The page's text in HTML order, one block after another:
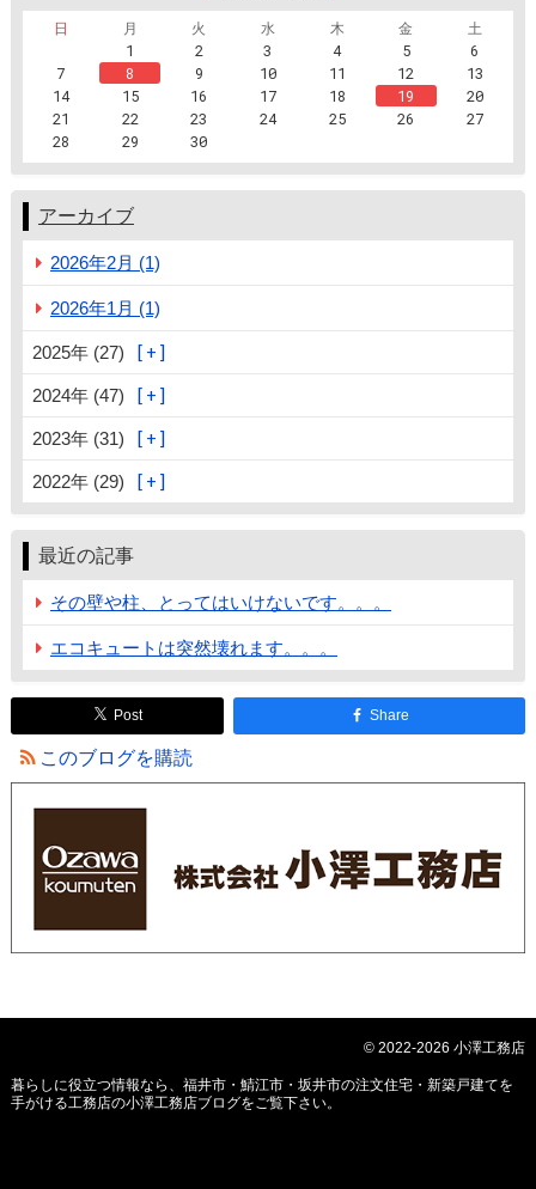
日
月 火 水 木 金
土
1
2 3 4 5
6
7
8 9 10 11 12
13
14
15 16 17 18 19
20
21
22 23 24 25 26
27
28
29 30
アーカイブ
2026年2月 (1)
2026年1月 (1)
2025年 (27)
2024年 (47)
2023年 (31)
2022年 (29)
最近の記事
その壁や柱、とってはいけないです。。。
エコキュートは突然壊れます。。。
Post Share
このブログを購読
© 2022-2026 小澤工務店
暮らしに役立つ情報なら、 福井市・鯖江市・坂井市の注文住宅・新築戸建てを
手がける工務店の小澤工務店ブログをご覧下さい。